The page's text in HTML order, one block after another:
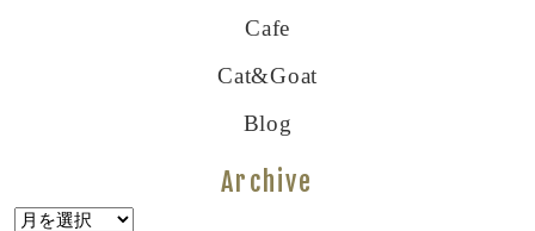
Cafe
Cat&goat
Blog
Archive
Archive